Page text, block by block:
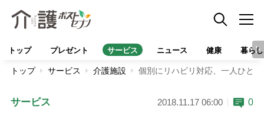
トップ プレゼント サービス ニュース 健康 暮らし
トップ サービス 介護施設 個別にリハビリ対応、一人ひと
サービス 2018.11.17 06:00 0